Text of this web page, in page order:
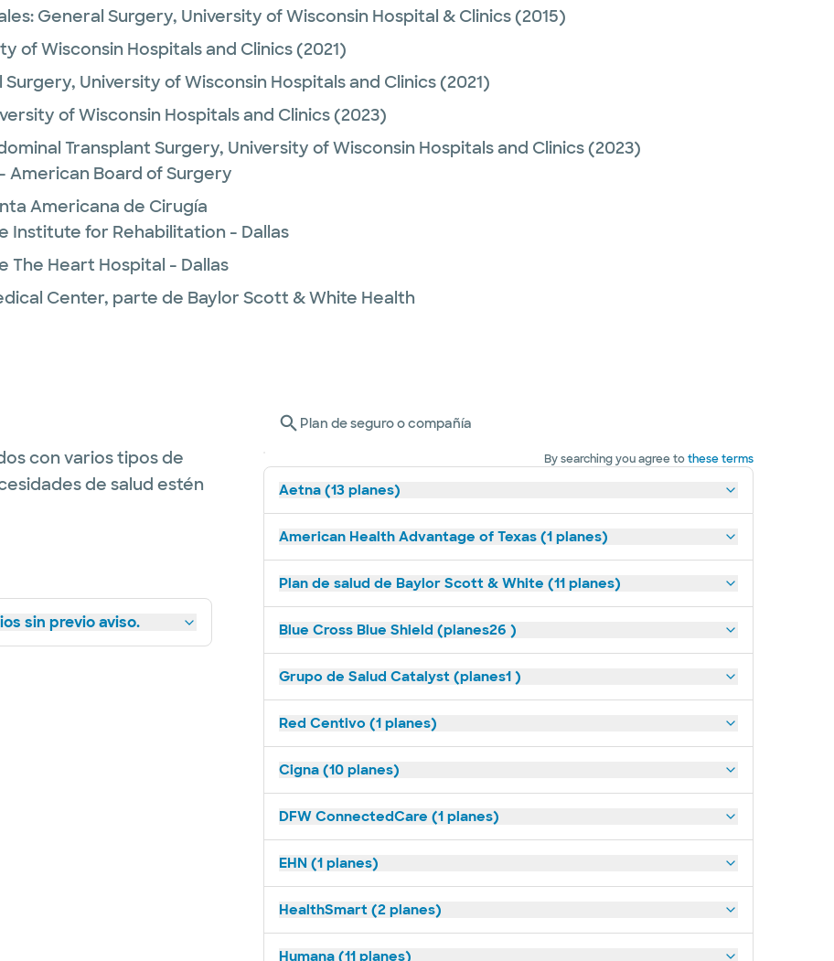
General Surgery, University of Wisconsin Hospital & Clinics(2015)
of Wisconsin Hospitals and Clinics(2021)
Surgery, University of Wisconsin Hospitals and Clinics(2021)
of Wisconsin Hospitals and Clinics(2023)
Transplant Surgery, University of Wisconsin Hospitals and Clinics(2023)
American Board of Surgery
Americana de Cirugía
Institute for Rehabilitation - Dallas
The Heart Hospital - Dallas
Center, parte de Baylor Scott & White Health
con varios tipos de
de salud estén
sin previo aviso.
Plan de seguro o compañía
By searching you agree tothese terms
Aetna (13 planes)
American Health Advantage of Texas (1 planes)
Plan de salud de Baylor Scott & White (11 planes)
Blue Cross Blue Shield (planes26 )
Grupo de Salud Catalyst (planes1 )
Red Centivo (1 planes)
Cigna (10 planes)
DFW ConnectedCare (1 planes)
EHN (1 planes)
HealthSmart (2 planes)
Humana (11 planes)